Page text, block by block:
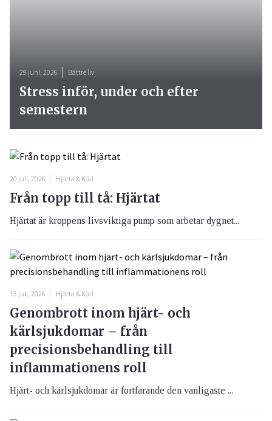
20 juli, 2026 Hjärta & Kärl
Från topp till tå: Hjärtat
Hjärtat är kroppens livsviktiga pump som arbetar dygnet...
13 juli, 2026 Hjärta & Kärl
Genombrott inom hjärt- och
kärlsjukdomar – från
precisionsbehandling till
inflammationens roll
Hjärt- och kärlsjukdomar är fortfarande den vanligaste ...
29 juni, 2026 Bättre liv
Stress inför, under och efter
semestern